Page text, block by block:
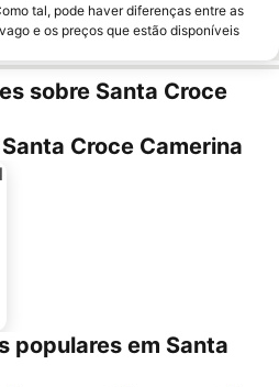
tal, pode haver diferenças entre as
e os preços que estão disponíveis
sobre Santa Croce
Croce Camerina
populares em Santa